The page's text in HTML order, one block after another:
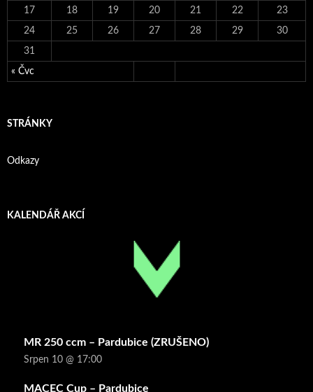
« Čvc
17 18 19 20 21 22 23
24 25 26 27 28 29 30
31
STRÁNKY
Odkazy
KALENDÁŘ AKCÍ
MR 250 ccm – Pardubice (ZRUŠENO)
Srpen 10 @ 17:00
MACEC Cup – Pardubice